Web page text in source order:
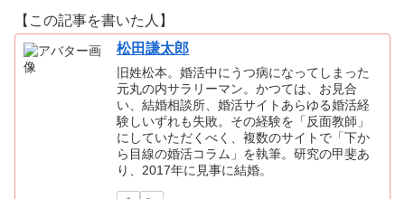
【この記事を書いた人】
松田謙太郎
旧姓松本。婚活中にうつ病になってしまった
元丸の内サラリーマン。かつては、お見合
い、結婚相談所、婚活サイトあらゆる婚活経
験しいずれも失敗。その経験を「反面教師」
にしていただくべく、複数のサイトで「下か
ら目線の婚活コラム」を執筆。研究の甲斐あ
り、2017年に見事に結婚。